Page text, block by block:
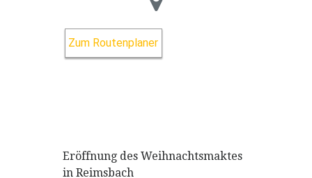
Zum Routenplaner
Eröffnung des Weihnachtsmaktes
in Reimsbach